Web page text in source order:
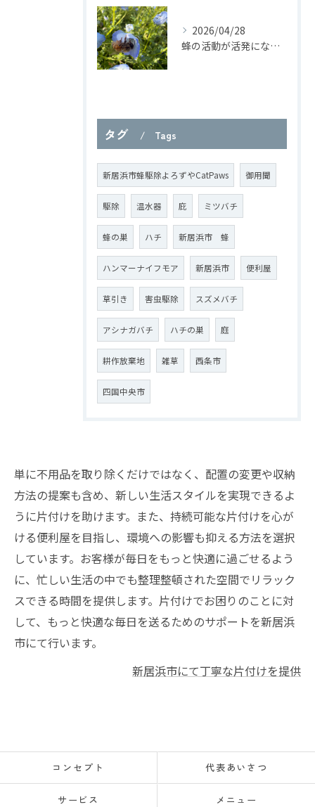
2026/04/28
蜂の活動が活発になり始めました！
タグ Tags
新居浜市蜂駆除よろずやCatPaws 御用聞
駆除 温水器 庇 ミツバチ
蜂の巣 ハチ 新居浜市 蜂
ハンマーナイフモア 新居浜市 便利屋
草引き 害虫駆除 スズメバチ
アシナガバチ ハチの巣 庭
耕作放棄地 雑草 西条市
四国中央市
単に不用品を取り除くだけではなく、配置の変更や収納
方法の提案も含め、新しい生活スタイルを実現できるよ
うに片付けを助けます。また、持続可能な片付けを心が
ける便利屋を目指し、環境への影響も抑える方法を選択
しています。お客様が毎日をもっと快適に過ごせるよう
に、忙しい生活の中でも整理整頓された空間でリラック
スできる時間を提供します。片付けでお困りのことに対
して、もっと快適な毎日を送るためのサポートを新居浜
市にて行います。
新居浜市にて丁寧な片付けを提供
コンセプト 代表あいさつ
サービス メニュー